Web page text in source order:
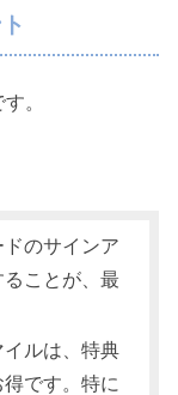
。
ドのサインア
ことが、最
ルは、特典
です。特に